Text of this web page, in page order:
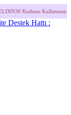
Unutma! (Parfüm ve
Destek Hattı :